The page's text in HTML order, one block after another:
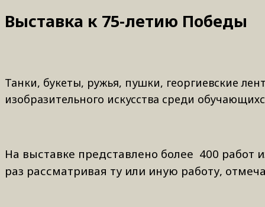
Выставка к 75-летию Победы
Танки, букеты, ружья, пушки, георгиевские
изобразительного искусства среди
На выставке представлено более 400 работ
раз рассматривая ту или иную работу,